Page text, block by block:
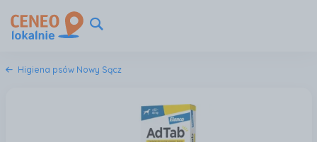
Higiena psów Nowy Sącz